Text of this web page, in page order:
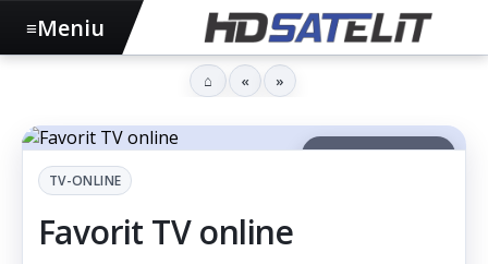
▶ Ascultă articolul
TV-ONLINE
Favorit TV online
≡Meniu
⌂ « »